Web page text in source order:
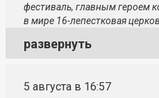
фестиваль, главным героем
в мире 16-лепестковая
развернуть
5 августа в 16:57